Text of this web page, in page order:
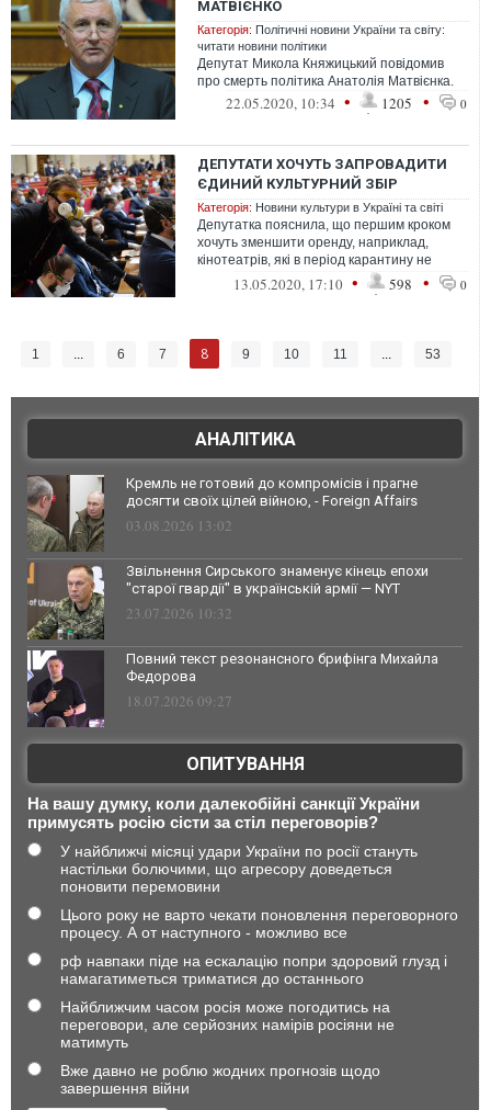
МАТВІЄНКО
Категорія: Політичні новини України та світу:
читати новини політики
Депутат Микола Княжицький повідомив
про смерть політика Анатолія Матвієнка.
22.05.2020, 10:34 • 1205 • 0
ДЕПУТАТИ ХОЧУТЬ ЗАПРОВАДИТИ
ЄДИНИЙ КУЛЬТУРНИЙ ЗБІР
Категорія: Новини культури в Україні та світі
Депутатка пояснила, що першим кроком
хочуть зменшити оренду, наприклад,
кінотеатрів, які в період карантину не
можуть відкритися.
13.05.2020, 17:10 • 598 • 0
1 ... 6 7 8 9 10 11 ... 53
АНАЛІТИКА
Кремль не готовий до компромісів і прагне
досягти своїх цілей війною, - Foreign Affairs
03.08.2026 13:02
Звільнення Сирського знаменує кінець епохи
"старої гвардії" в українській армії — NYT
23.07.2026 10:32
Повний текст резонансного брифінга Михайла
Федорова
18.07.2026 09:27
ОПИТУВАННЯ
На вашу думку, коли далекобійні санкції України
примусять росію сісти за стіл переговорів?
У найближчі місяці удари України по росії стануть
настільки болючими, що агресору доведеться
поновити перемовини
Цього року не варто чекати поновлення переговорного
процесу. А от наступного - можливо все
рф навпаки піде на ескалацію попри здоровий глузд і
намагатиметься триматися до останнього
Найближчим часом росія може погодитись на
переговори, але серйозних намірів росіяни не
матимуть
Вже давно не роблю жодних прогнозів щодо
завершення війни